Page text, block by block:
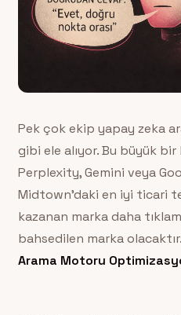
Pek çok ekip yapay zeka
gibi ele alıyor. Bu büyük bir
Perplexity, Gemini veya
Midtown’daki en iyi ticari
kazanan marka daha
bahsedilen marka
Arama Motoru